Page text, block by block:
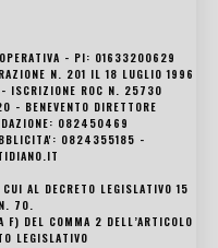
- PI: 01633200629
N. 201 IL 18 LUGLIO 1996
- ISCRIZIONE ROC N. 25730
- BENEVENTO DIRETTORE
082450469
0824355185 -
AL DECRETO LEGISLATIVO 15
70.
DEL COMMA 2 DELL’ARTICOLO
LEGISLATIVO